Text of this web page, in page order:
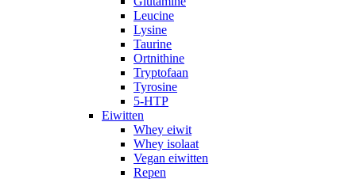
Leucine
Lysine
Taurine
Ortnithine
Tryptofaan
Tyrosine
5-HTP
Eiwitten
Whey eiwit
Whey isolaat
Vegan eiwitten
Repen